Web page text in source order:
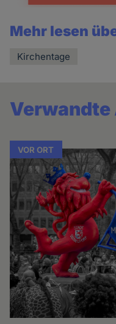
Mehr lesen
Kirchentage
VOR ORT